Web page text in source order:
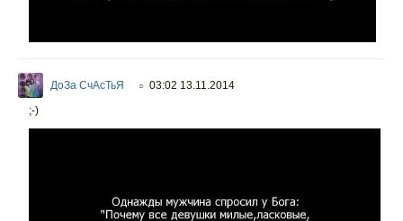
ДоЗа СчАсТьЯ ○ 03:02 13.11.2014
;-)